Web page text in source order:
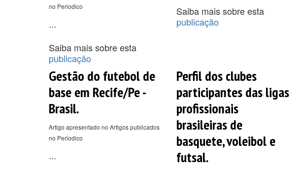
no Periodico
...
Saiba mais sobre esta
publicação
Saiba mais sobre esta
publicação
Gestão do futebol de
base em Recife/Pe -
Brasil.
Artigo apresentado no Artigos publicados
no Periodico
...
Perfil dos clubes
participantes das ligas
profissionais
brasileiras de
basquete, voleibol e
futsal.